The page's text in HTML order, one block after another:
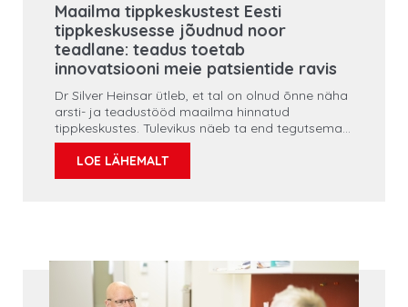
Maailma tippkeskustest Eesti
tippkeskusesse jõudnud noor
teadlane: teadus toetab
innovatsiooni meie patsientide ravis
Dr Silver Heinsar ütleb, et tal on olnud õnne näha
arsti- ja teadustööd maailma hinnatud
tippkeskustes. Tulevikus näeb ta end tegutsemas
Eestis, soovides igapäevatöö endiselt teadusega
siduda ning oma võrgustikku kasutades
omakorda järgmistele kolleegidele kogemuste
LOE LÄHEMALT